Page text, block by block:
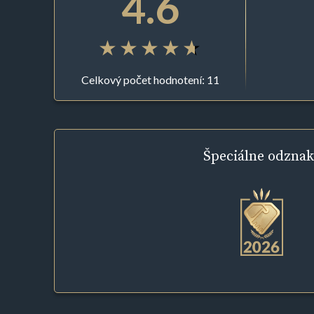
Celkový počet hodnotení: 11
Špeciálne